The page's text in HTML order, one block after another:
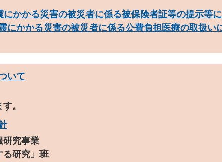
かかる災害の被災者に係る被保険者証等の提示等
にかかる災害の被災者に係る公費負担医療の取扱い
いて
。
究事業
る研究」班